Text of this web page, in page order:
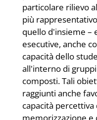
particolare rilievo
più
quello d'insieme –
esecutive, anche
capacità dello
all'interno di
composti. Tali
raggiunti anche
capacità
memorizzazione e